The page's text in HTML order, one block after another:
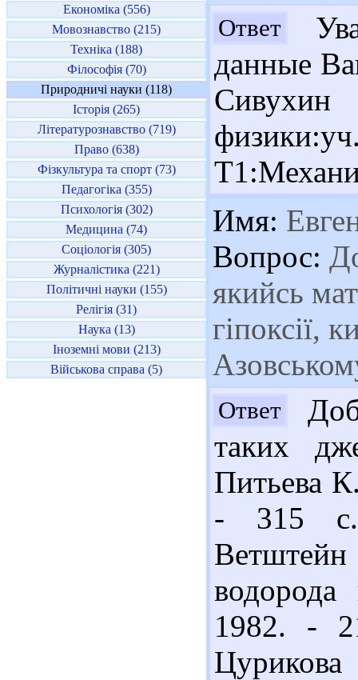
Економіка (556)
Мовознавство (215)
Техніка (188)
Філософія (70)
Природничі науки (118)
Історія (265)
Літературознавство (719)
Право (638)
Фізкультура та спорт (73)
Педагогіка (355)
Психологія (302)
Медицина (74)
Соціологія (305)
Журналістика (221)
Політичні науки (155)
Релігія (31)
Наука (13)
Іноземні мови (213)
Військова справа (5)
Ответ
данные
Имя:
Вопрос:
якийсь
гіпоксії,
Ответ
таких
Питьева
- 315
1982. -